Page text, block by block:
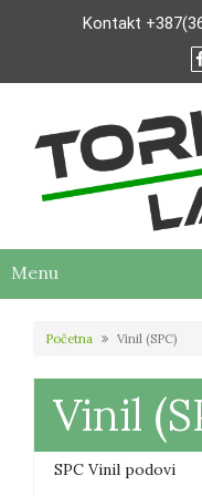
Kontakt
Menu
Početna Vinil (SPC)
Vinil
SPC Vinil podovi